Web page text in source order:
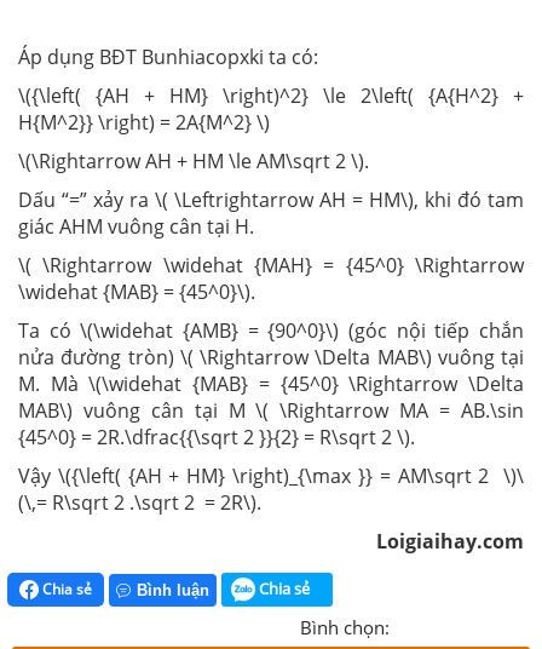
Áp dụng BĐT Bunhiacopxki ta có:
\({\left( {AH + HM} \right)^2} \le 2\left( {A{H^2} +
H{M^2}} \right) = 2A{M^2} \)
\(\Rightarrow AH + HM \le AM\sqrt 2 \).
Dấu “=” xảy ra \( \Leftrightarrow AH = HM\), khi đó tam
giác AHM vuông cân tại H.
\( \Rightarrow \widehat {MAH} = {45^0} \Rightarrow
\widehat {MAB} = {45^0}\).
Ta có \(\widehat {AMB} = {90^0}\) (góc nội tiếp chắn
nửa đường tròn) \( \Rightarrow \Delta MAB\) vuông tại
M. Mà \(\widehat {MAB} = {45^0} \Rightarrow \Delta
MAB\) vuông cân tại M \( \Rightarrow MA = AB.\sin
{45^0} = 2R.\dfrac{{\sqrt 2 }}{2} = R\sqrt 2 \).
Vậy \({\left( {AH + HM} \right)_{\max }} = AM\sqrt 2 \)\
(\,= R\sqrt 2 .\sqrt 2 = 2R\).
Loigiaihay.com
Chia sẻ Bình luận Chia sẻ
Bình chọn: